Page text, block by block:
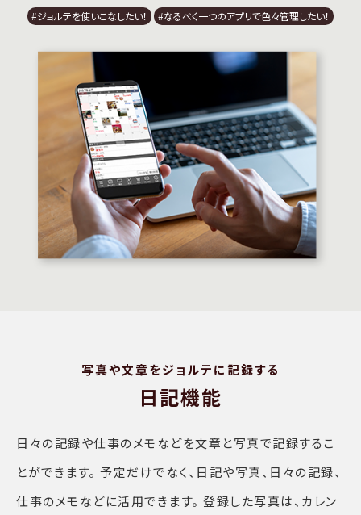
#ジョルテを使いこなしたい！ #なるべく一つのアプリで色々管理したい！
写真や文章をジョルテに記録する
日記機能
日々の記録や仕事のメモなどを文章と写真で記録するこ
とができます。 予定だけでなく、日記や写真、日々の記録、
仕事のメモなどに活用できます。 登録した写真は、カレン